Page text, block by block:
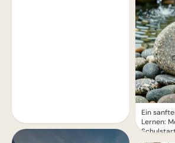
Ein
Lernen: